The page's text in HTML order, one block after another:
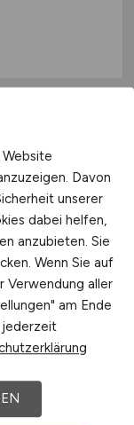
Davon
unserer
dabei helfen,
anzubieten. Sie
Wenn Sie auf
Verwendung aller
am Ende
jederzeit